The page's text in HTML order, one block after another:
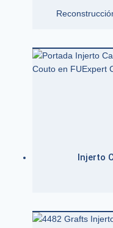
Injerto